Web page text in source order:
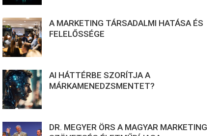
A MARKETING TÁRSADALMI HATÁSA ÉS
FELELŐSSÉGE
AI HÁTTÉRBE SZORÍTJA A
MÁRKAMENEDZSMENTET?
DR. MEGYER ÖRS A MAGYAR MARKETING